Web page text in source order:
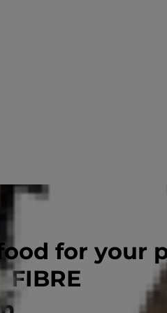
for your
FIBRE